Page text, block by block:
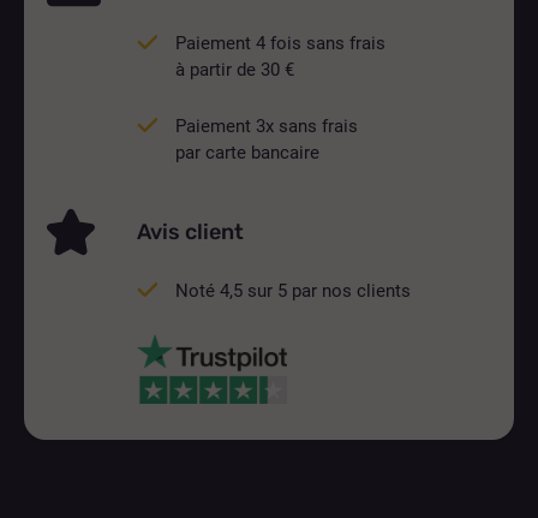
Paiement 4 fois sans frais
à partir de 30 €
Paiement 3x sans frais
par carte bancaire
Avis client
Noté 4,5 sur 5 par nos clients